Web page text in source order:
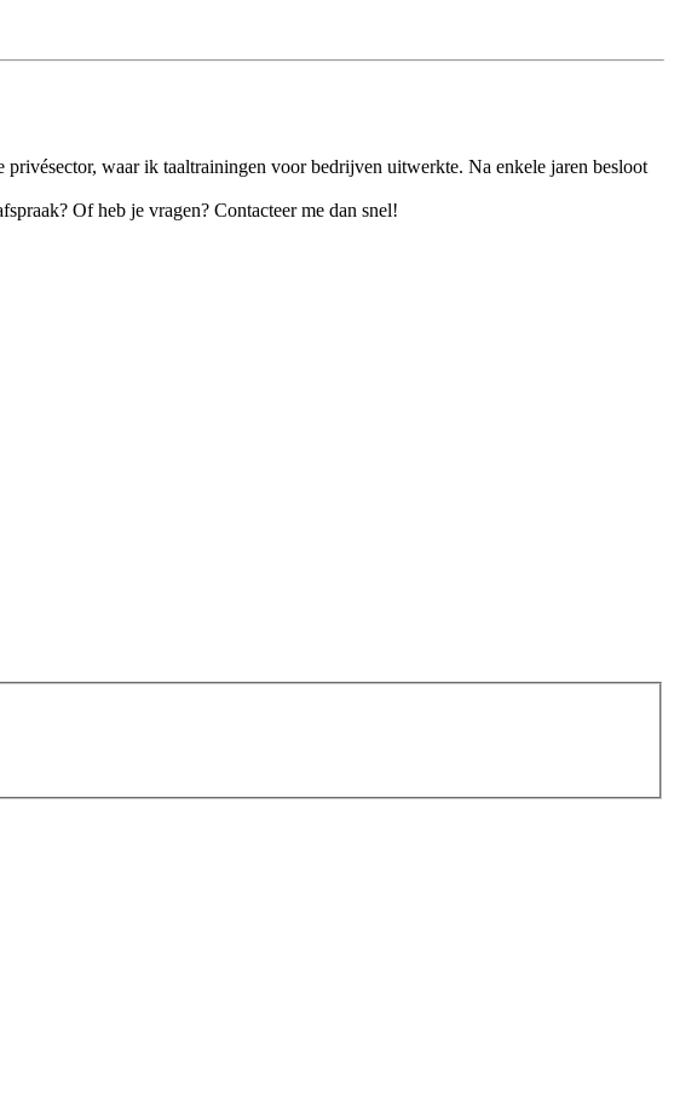
waar ik taaltrainingen voor bedrijven uitwerkte. Na enkele jaren besloot
Of heb je vragen? Contacteer me dan snel!